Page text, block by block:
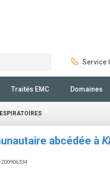
Service
Traités EMC Domaines
abcédée à